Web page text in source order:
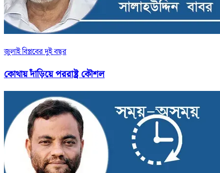
জুলাই বিপ্লবের দুই বছর
কোথায় দাঁড়িয়ে পররাষ্ট্র কৌশল